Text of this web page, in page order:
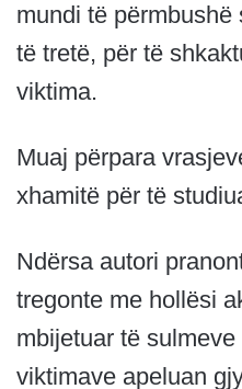
mundi të
të tretë, për të
viktima.
Muaj përpara
xhamitë për të
Ndërsa autori
tregonte me hollësi
mbijetuar të
viktimave apeluan